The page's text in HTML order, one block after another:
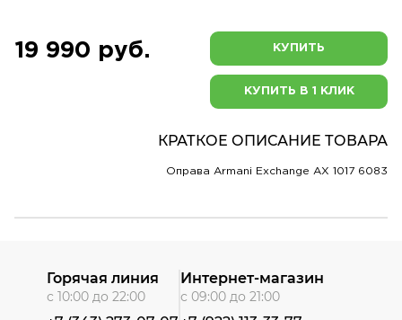
19 990 руб. КУПИТЬ
КУПИТЬ В 1 КЛИК
КРАТКОЕ ОПИСАНИЕ ТОВАРА
Оправа Armani Exchange AX 1017 6083
Горячая линия
с 10:00 до 22:00
Интернет-магазин
с 09:00 до 21:00